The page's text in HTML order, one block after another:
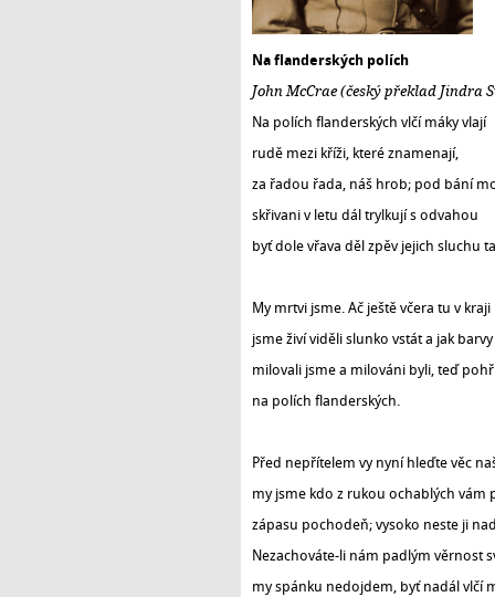
Na flanderských polích
John McCrae (český překlad Jindra
Na polích flanderských vlčí máky vlají
rudě mezi kříži, které znamenají,
za řadou řada, náš hrob; pod bání
skřivani v letu dál trylkují s odvahou
byť dole vřava děl zpěv jejich sluchu
My mrtvi jsme. Ač ještě včera tu v kraji
jsme živí viděli slunko vstát a jak
milovali jsme a milováni byli, teď
na polích flanderských.
Před nepřítelem vy nyní hleďte věc
my jsme kdo z rukou ochablých vám
zápasu pochodeň; vysoko neste ji
Nezachováte-li nám padlým věrnost
my spánku nedojdem, byť nadál vlčí